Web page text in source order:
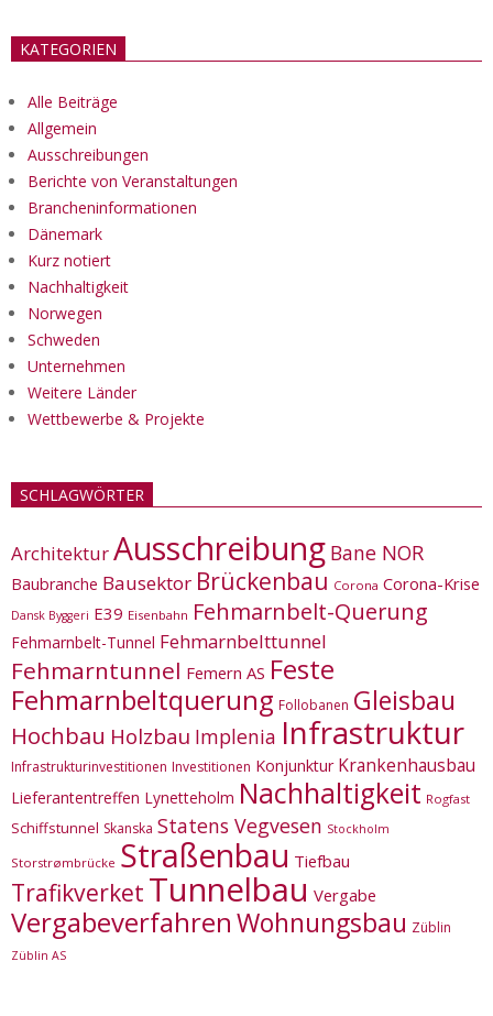
KATEGORIEN
Alle Beiträge
Allgemein
Ausschreibungen
Berichte von Veranstaltungen
Brancheninformationen
Dänemark
Kurz notiert
Nachhaltigkeit
Norwegen
Schweden
Unternehmen
Weitere Länder
Wettbewerbe & Projekte
SCHLAGWÖRTER
ArchitekturAusschreibung Bane NOR
Baubranche Bausektor Brückenbau Corona Corona-Krise
Dansk Byggeri E39 Eisenbahn Fehmarnbelt-Querung
Fehmarnbelt-Tunnel Fehmarnbelttunnel
Fehmarntunnel Femern AS Feste
Fehmarnbeltquerung Follobanen Gleisbau
Hochbau Holzbau Implenia Infrastruktur
Infrastrukturinvestitionen Investitionen Konjunktur Krankenhausbau
Lieferantentreffen Lynetteholm Nachhaltigkeit Rogfast
Schiffstunnel Skanska Statens Vegvesen Stockholm
Storstrømbrücke Straßenbau Tiefbau
Trafikverket Tunnelbau Vergabe
VergabeverfahrenWohnungsbau Züblin
Züblin AS